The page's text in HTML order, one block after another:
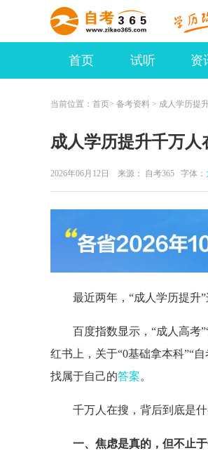
首页 试听 资
当前位置： 首页> 备考资料 > 成人学历提
成人学历提升千万人
2026年06月12日 来源： 自考365 字体：
最近两年，“成人学历提升
百度指数显示，“成人高考
红书上，关于“0基础拿本科”“自
找属于自己的答案。
千万人在搜，背后到底是
一、焦虑是真的，但不止